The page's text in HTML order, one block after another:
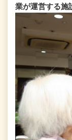
業が運営する施